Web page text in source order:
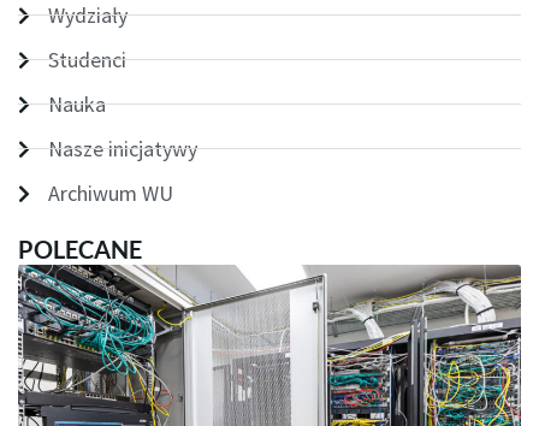
Wydziały
Studenci
Nauka
Nasze inicjatywy
Archiwum WU
POLECANE